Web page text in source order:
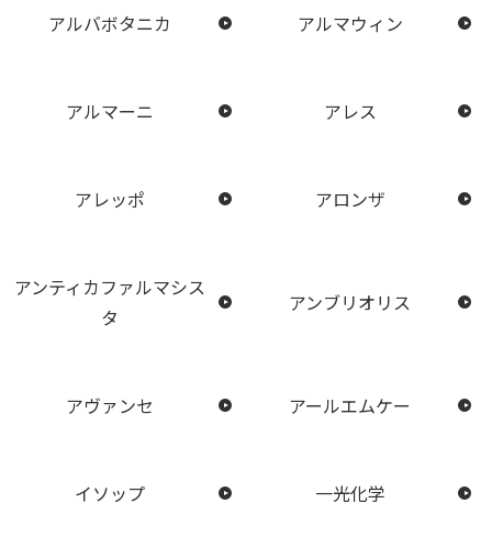
アルバボタニカ アルマウィン
アルマーニ アレス
アレッポ アロンザ
アンティカファルマシス
タ
アンブリオリス
アヴァンセ アールエムケー
イソップ 一光化学